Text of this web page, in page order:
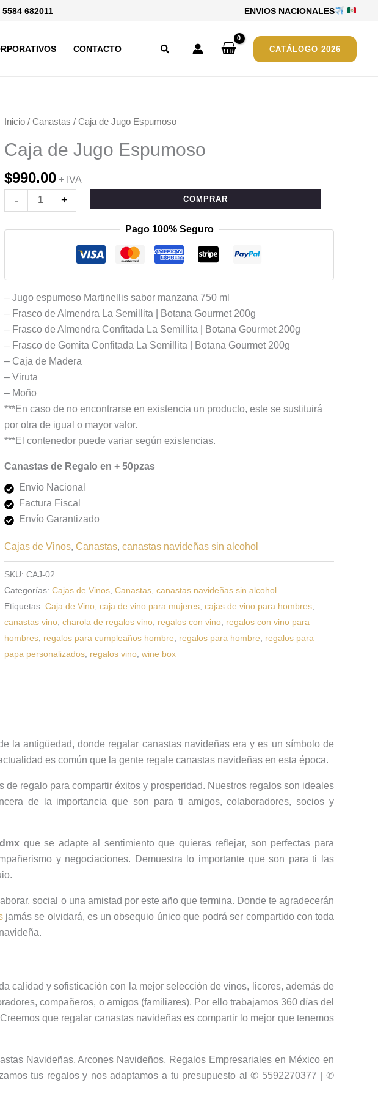
682011 ENVIOS NACIONALES
CONTACTO Buscar CATÁLOGO 2026
Inicio / Canastas / Caja de Jugo Espumoso
Caja de Jugo Espumoso
$990.00 + IVA
-
Caja
Jugo
cantidad
+ COMPRAR
Pago 100% Seguro
– Jugo espumoso Martinellis sabor manzana 750 ml
– Frasco de Almendra La Semillita | Botana Gourmet 200g
– Frasco de Almendra Confitada La Semillita | Botana Gourmet 200g
– Frasco de Gomita Confitada La Semillita | Botana Gourmet 200g
– Caja de Madera
– Viruta
– Moño
***En caso de no encontrarse en existencia un producto, este se sustituirá
por otra de igual o mayor valor.
***El contenedor puede variar según existencias.
Canastas de Regalo en + 50pzas
Envío Nacional
Factura Fiscal
Envío Garantizado
Cajas de Vinos, Canastas, canastas navideñas sin alcohol
SKU: CAJ-02
Categorías: Cajas de Vinos, Canastas, canastas navideñas sin alcohol
Etiquetas: Caja de Vino, caja de vino para mujeres, cajas de vino para hombres,
canastas vino, charola de regalos vino, regalos con vino, regalos con vino para
hombres, regalos para cumpleaños hombre, regalos para hombre, regalos para
papa personalizados, regalos vino, wine box
la antigüedad, donde regalar canastas navideñas era y es un símbolo de
es común que la gente regale canastas navideñas en esta época.
de regalo para compartir éxitos y prosperidad. Nuestros regalos son ideales
de la importancia que son para ti amigos, colaboradores, socios y
que se adapte al sentimiento que quieras reflejar, son perfectas para
y negociaciones. Demuestra lo importante que son para ti las
social o una amistad por este año que termina. Donde te agradecerán
jamás se olvidará, es un obsequio único que podrá ser compartido con toda
calidad y sofisticación con la mejor selección de vinos, licores, además de
compañeros, o amigos (familiares). Por ello trabajamos 360 días del
Creemos que regalar canastas navideñas es compartir lo mejor que tenemos
Navideñas, Arcones Navideños, Regalos Empresariales en México en
tus regalos y nos adaptamos a tu presupuesto al ✆ 5592270377 | ✆